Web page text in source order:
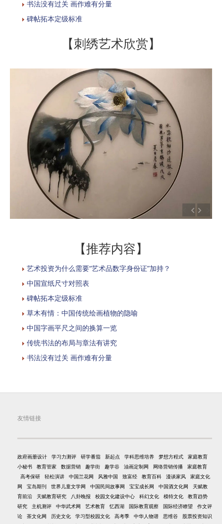
书法没有过关 画作难有分量
碑帖拓本定级标准
【刺绣艺术欣赏】
【推荐内容】
艺术投资为什么需要“艺术品数字身份证”加持？
中国宣纸尺寸对照表
碑帖拓本定级标准
草木有情：中国传统绘画植物的隐喻
中国字画平尺之间的换算一览
传统书法的布局与章法有讲究
书法没有过关 画作难有分量
友情链接
政府画册设计 学习力测评 研学番茄 新起点 学科思维培养 梦想方程式
家庭教育
小秘书
教育管家 数据营销 趣学街 趣学谷 油画定制网 网络营销传播
家庭教育
高考保研
轻松演讲 中国兰花网 风雅中国 致富经 教育百科 漫谈家风
家庭文化
网
宝岛期刊 世界儿童文学网 中国民间故事网 宝宝成长网 中国酒文化网
天赋教
育前沿
天赋教育研究 八卦晚报 校园文化建设中心 科幻文化 模特文化
教育趋势
研究
主机测评 中华武术网 艺术教育 忆西湖 国际教育观察 国际经济瞭望
作文评
论
茶文化网 历史文化 学习型校园文化 高考季 中华人物谱 思维谷
股票投资知识